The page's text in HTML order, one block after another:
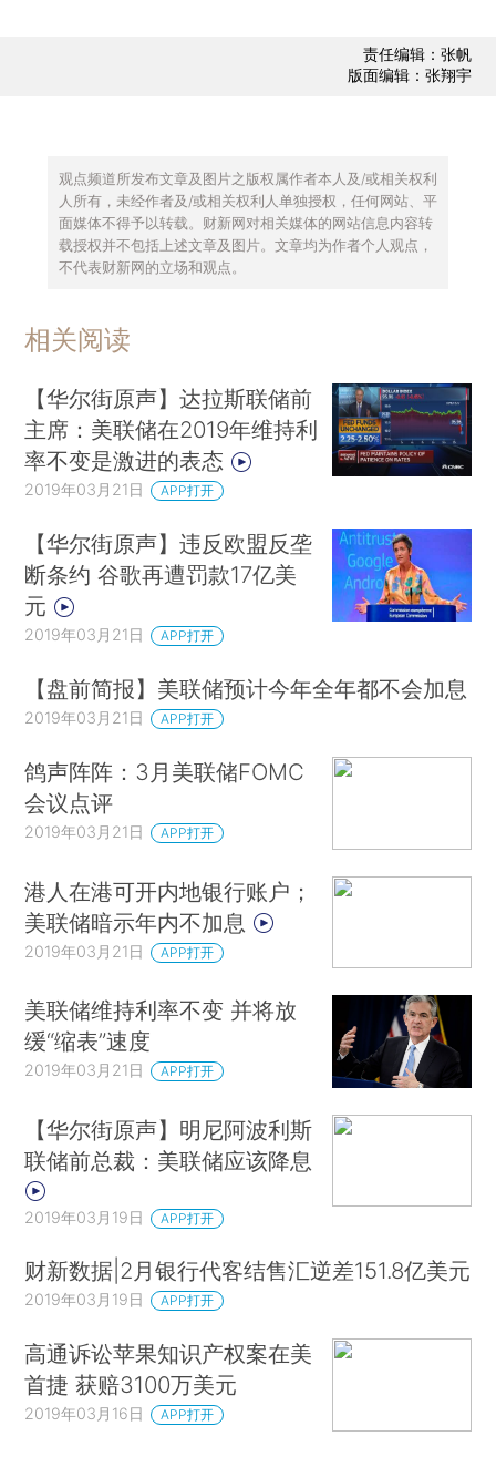
责任编辑：张帆
版面编辑：张翔宇
观点频道所发布文章及图片之版权属作者本人及/或相关权利
人所有，未经作者及/或相关权利人单独授权，任何网站、平
面媒体不得予以转载。财新网对相关媒体的网站信息内容转
载授权并不包括上述文章及图片。文章均为作者个人观点，
不代表财新网的立场和观点。
相关阅读
【华尔街原声】达拉斯联储前
主席：美联储在2019年维持利
率不变是激进的表态
2019年03月21日 APP打开
【华尔街原声】违反欧盟反垄
断条约 谷歌再遭罚款17亿美
元
2019年03月21日 APP打开
【盘前简报】美联储预计今年全年都不会加息
2019年03月21日 APP打开
鸽声阵阵：3月美联储FOMC
会议点评
2019年03月21日 APP打开
港人在港可开内地银行账户；
美联储暗示年内不加息
2019年03月21日 APP打开
美联储维持利率不变 并将放
缓“缩表”速度
2019年03月21日 APP打开
【华尔街原声】明尼阿波利斯
联储前总裁：美联储应该降息
2019年03月19日 APP打开
财新数据|2月银行代客结售汇逆差151.8亿美元
2019年03月19日 APP打开
高通诉讼苹果知识产权案在美
首捷 获赔3100万美元
2019年03月16日 APP打开